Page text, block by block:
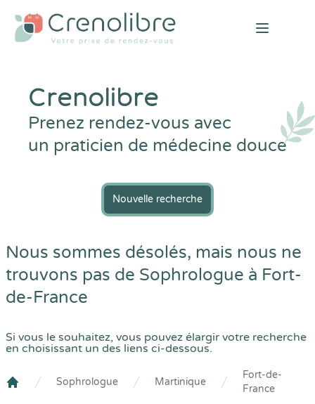
Open
Crenolibre
Prenez rendez-vous avec
un praticien de médecine douce
Nouvelle recherche
Nous sommes désolés, mais nous ne
trouvons pas de Sophrologue à Fort-
de-France
Si vous le souhaitez, vous pouvez élargir votre recherche
en choisissant un des liens ci-dessous.
Sophrologue Martinique
Fort-de-
France